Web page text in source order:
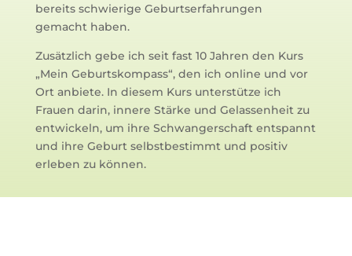
bereits schwierige Geburtserfahrungen
gemacht haben.
Zusätzlich gebe ich seit fast 10 Jahren den Kurs
„Mein Geburtskompass“, den ich online und vor
Ort anbiete. In diesem Kurs unterstütze ich
Frauen darin, innere Stärke und Gelassenheit zu
entwickeln, um ihre Schwangerschaft entspannt
und ihre Geburt selbstbestimmt und positiv
erleben zu können.